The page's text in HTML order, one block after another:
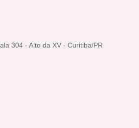
304 - Alto da XV - Curitiba/PR